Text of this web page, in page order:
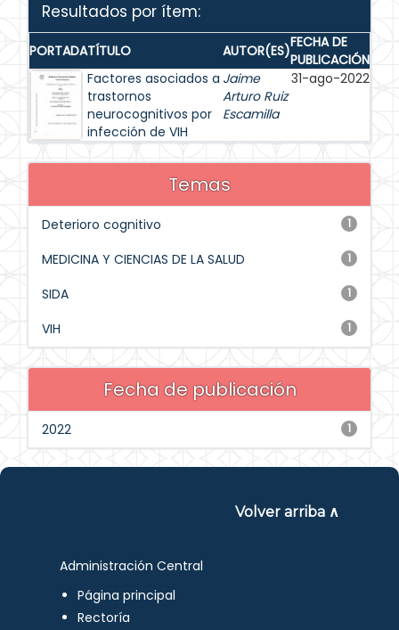
Resultados por ítem:
PORTADATÍTULO AUTOR(ES)FECHA DE
PUBLICACIÓN
Factores asociados a
trastornos
neurocognitivos por
infección de VIH
Jaime
Arturo Ruiz
Escamilla
31-ago-2022
Temas
1
Deterioro cognitivo
1
MEDICINA Y CIENCIAS DE LA SALUD
1
SIDA
1
VIH
Fecha de publicación
1
2022
Volver arriba ∧
Administración Central
Página principal
Rectoría